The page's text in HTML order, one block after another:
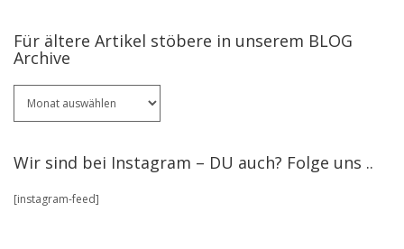
Für ältere Artikel stöbere in unserem BLOG
Archive
ältere
in
BLOG
Wir sind bei Instagram – DU auch? Folge uns ..
[instagram-feed]